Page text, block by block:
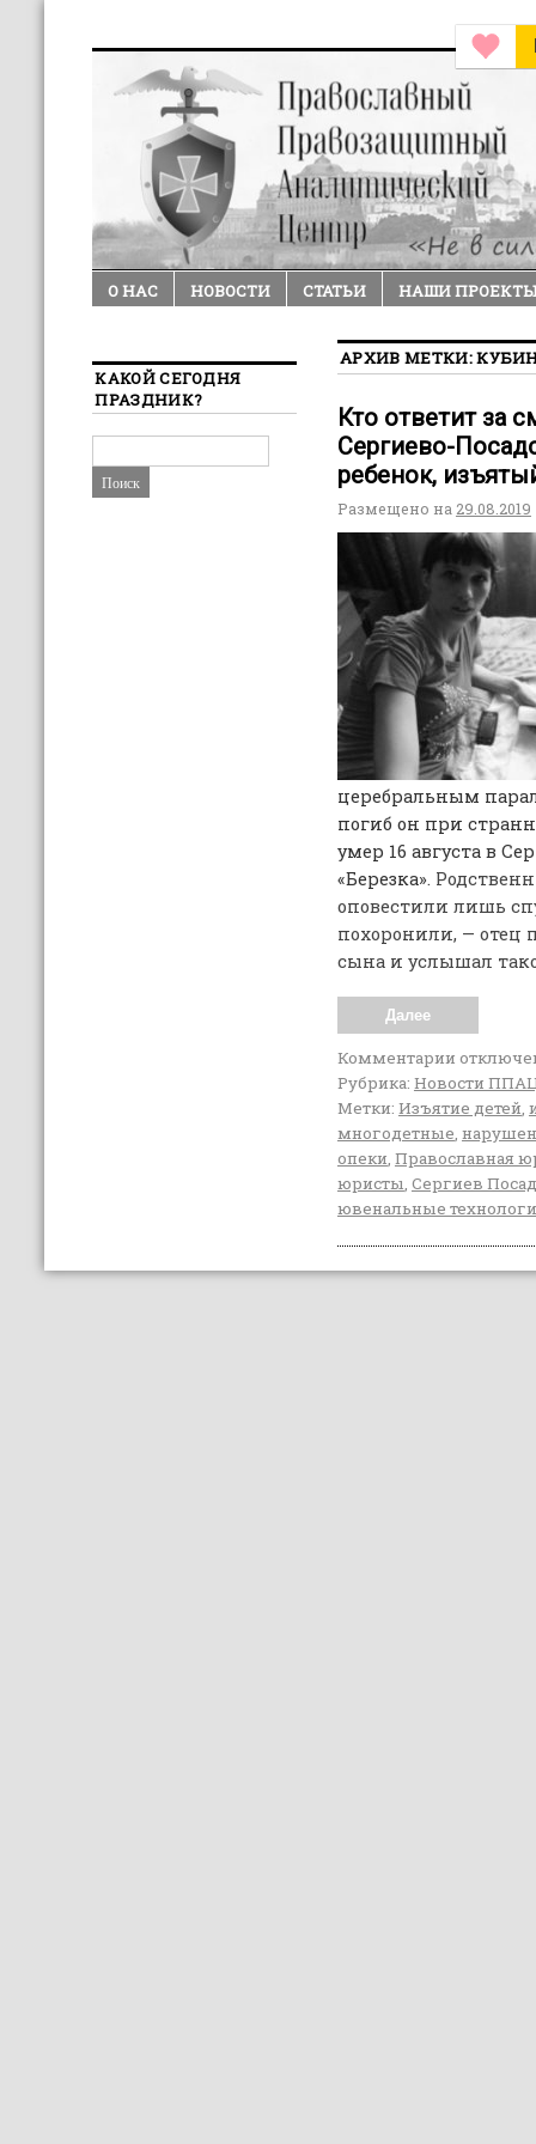
О НАС НОВОСТИ СТАТЬИ НАШИ
АРХИВ МЕТКИ:
Кто ответит за
Сергиево-
ребенок,
Размещено на 29.08.2019
церебральным
погиб он при
умер 16 августа в
«Березка».
оповестили лишь
похоронили, — отец
сына и услышал
Далее
Комментарии
Рубрика: Новости
Метки: Изъятие детей,
многодетные,
опеки, Православная
юристы, Сергиев Посад
ювенальные
КАКОЙ СЕГОДНЯ
ПРАЗДНИК?